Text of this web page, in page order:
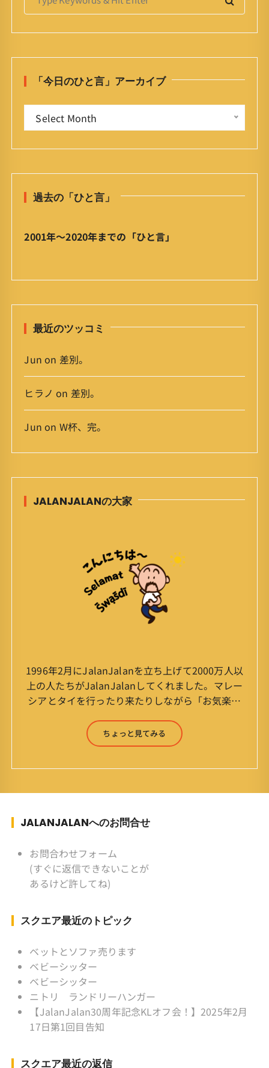
r
:
「今日のひと言」アーカイブ
ひ
言
ア
イ
Select Month
過去の「ひと言」
2001年〜2020年までの「ひと言」
最近のツッコミ
Jun on 差別。
ヒラノ on 差別。
Jun on W杯、完。
JALANJALANの大家
1996年2月にJalanJalanを立ち上げて2000万人以
上の人たちがJalanJalanしてくれました。マレー
シアとタイを行ったり来たりしながら「お気楽」
森 淳（Jun Yamamori） 生年月日 ：1959年
7月4日(61才) 生まれ ：香港(3才まで)
スポーツ ：水泳(浜名湾流古式泳法、競泳平泳
ク ソフトボール
監督 BKKソフトボール「おぼん
こぼん 」監督 マレーシア歴：1991年から31年
目 タイ歴 ：2001年から21年目
ちょっと見てみる
JALANJALANへのお問合せ
お問合わせフォーム
(すぐに返信できないことが
あるけど許してね)
スクエア最近のトピック
ベットとソファ売ります
ベビーシッター
ベビーシッター
ニトリ ランドリーハンガー
【JalanJalan30周年記念KLオフ会！】2025年2月
17日第1回目告知
スクエア最近の返信